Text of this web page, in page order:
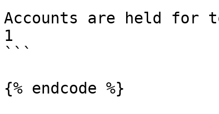
Accounts are held for
1
```
{% endcode %}